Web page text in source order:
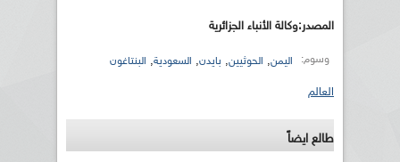
المصدر:وكالة الأنباء الجزائرية
وسوم: اليمن, الحوثيين, بايدن, السعودية, البنتاغون
العالم
طالع ايضاً